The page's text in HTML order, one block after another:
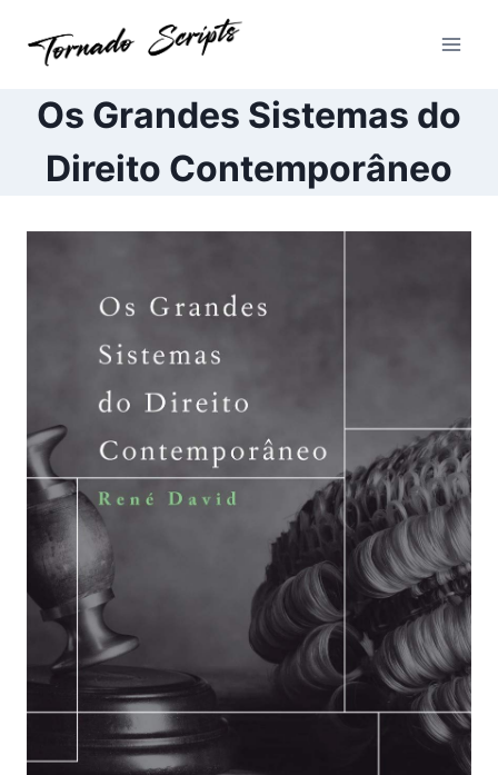
para
ConteúdoOs Grandes Sistemas do
Direito Contemporâneo